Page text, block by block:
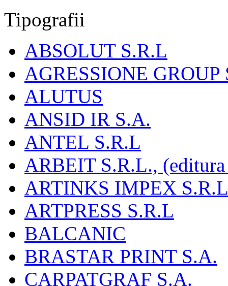
Tipografii
ABSOLUT S.R.L
AGRESSIONE GROUP
ALUTUS
ANSID IR S.A.
ANTEL S.R.L
ARBEIT S.R.L.,
ARTINKS IMPEX
ARTPRESS S.R.L
BALCANIC
BRASTAR PRINT S.A.
CARPATGRAF S.A.